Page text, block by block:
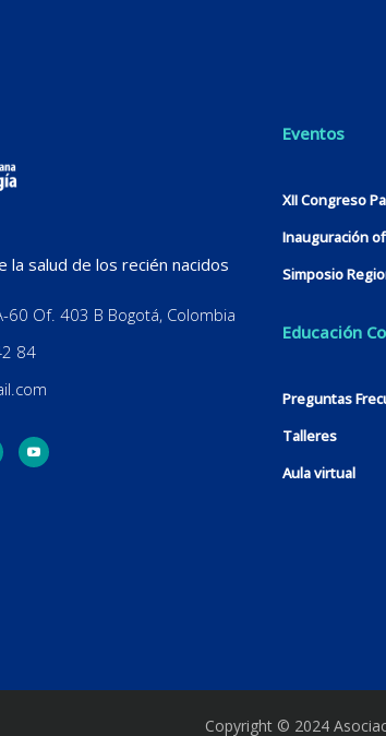
la salud de los recién nacidos
60 Of. 403 B Bogotá, Colombia
84
Eventos
XII Congreso
Inauguración
Simposio
Educación
Preguntas
Talleres
Aula virtual
Copyright © 2024